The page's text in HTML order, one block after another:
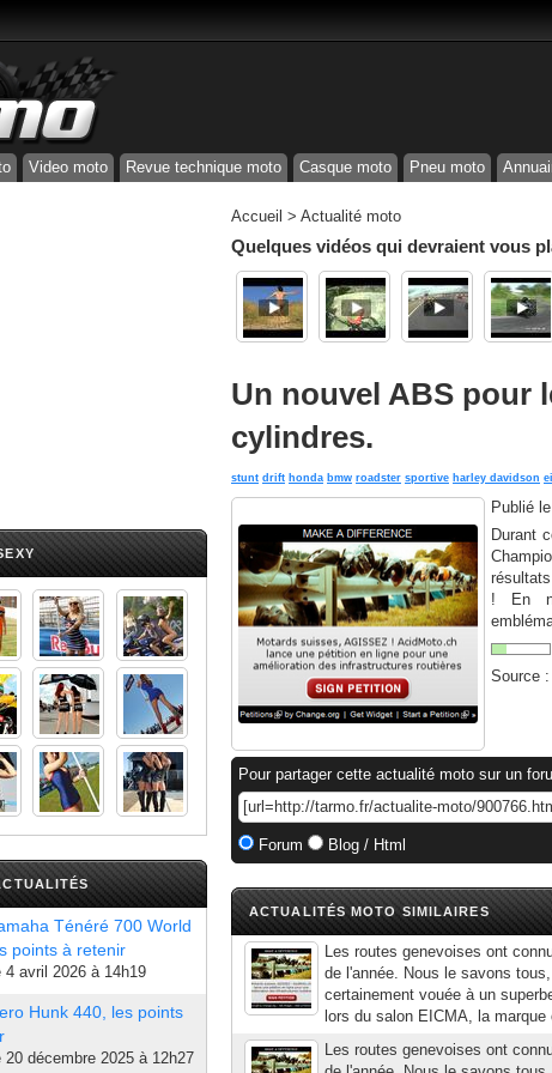
Video moto Revue technique moto Casque moto Pneu moto
Ténéré 700 World
points à retenir
4 avril 2026 à 14h19
Hunk 440, les points
20 décembre 2025 à 12h27
Accueil > Actualité moto
Quelques vidéos qui devraient vous
Un nouvel ABS pour
cylindres.
stunt drift honda bmw roadster sportive harley davidson
Publié le
Durant
! En
Source :
Pour partager cette actualité moto sur un
Forum Blog / Html
ACTUALITÉS MOTO SIMILAIRES
Les routes genevoises ont
de l'année. Nous le savons
certainement vouée à un
lors du salon EICMA, la
Les routes genevoises ont